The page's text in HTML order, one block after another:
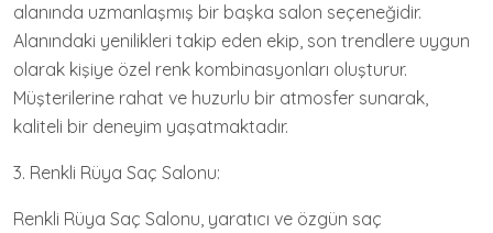
alanında uzmanlaşmış bir başka salon seçeneğidir.
Alanındaki yenilikleri takip eden ekip, son trendlere uygun
olarak kişiye özel renk kombinasyonları oluşturur.
Müşterilerine rahat ve huzurlu bir atmosfer sunarak,
kaliteli bir deneyim yaşatmaktadır.
3. Renkli Rüya Saç Salonu:
Renkli Rüya Saç Salonu, yaratıcı ve özgün saç